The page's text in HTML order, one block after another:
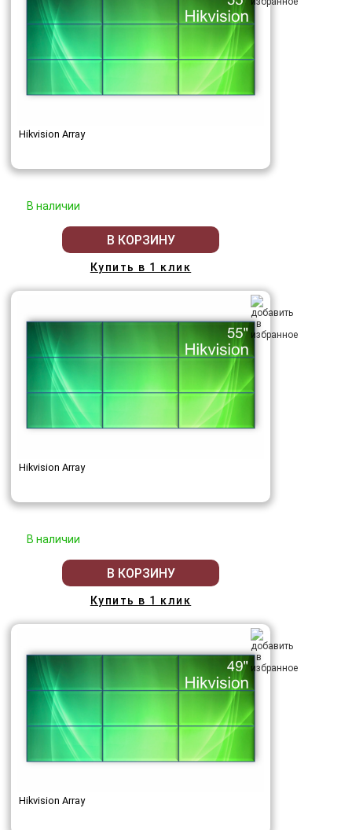
Hikvision Array
В наличии
В КОРЗИНУ
Купить в 1 клик
Hikvision Array
В наличии
В КОРЗИНУ
Купить в 1 клик
Hikvision Array